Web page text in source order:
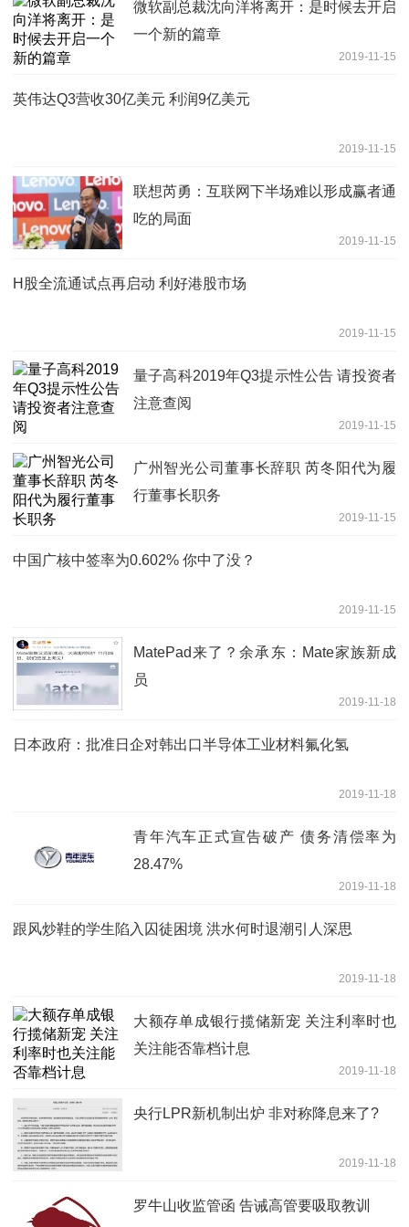
微软副总裁沈向洋将离开：是时候去开启
一个新的篇章
2019-11-15
英伟达Q3营收30亿美元 利润9亿美元
2019-11-15
联想芮勇：互联网下半场难以形成赢者通
吃的局面
2019-11-15
H股全流通试点再启动 利好港股市场
2019-11-15
量子高科2019年Q3提示性公告 请投资者
注意查阅
2019-11-15
广州智光公司董事长辞职 芮冬阳代为履
行董事长职务
2019-11-15
中国广核中签率为0.602% 你中了没？
2019-11-15
MatePad来了？余承东：Mate家族新成
员
2019-11-18
日本政府：批准日企对韩出口半导体工业材料氟化氢
2019-11-18
青年汽车正式宣告破产 债务清偿率为
28.47%
2019-11-18
跟风炒鞋的学生陷入囚徒困境 洪水何时退潮引人深思
2019-11-18
大额存单成银行揽储新宠 关注利率时也
关注能否靠档计息
2019-11-18
央行LPR新机制出炉 非对称降息来了?
2019-11-18
罗牛山收监管函 告诫高管要吸取教训